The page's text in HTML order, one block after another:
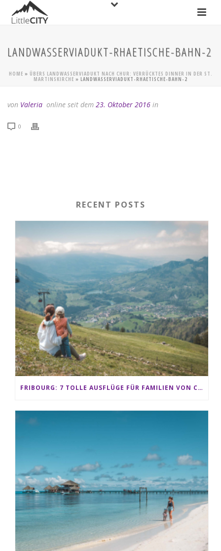
LANDWASSERVIADUKT-RHAETISCHE-BAHN-2
HOME » ÜBERS LANDWASSERVIADUKT NACH CHUR: VERRÜCKTES DINNER IN DER ST.
MARTINSKIRCHE » LANDWASSERVIADUKT-RHAETISCHE-BAHN-2
von Valeria online seit dem 23. Oktober 2016 in
0
RECENT POSTS
FRIBOURG: 7 TOLLE AUSFLÜGE FÜR FAMILIEN VON CHARMEY BIS LES PACCOTS